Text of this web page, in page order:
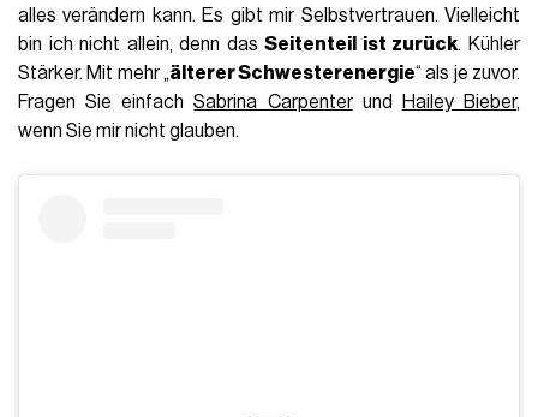
alles verändern kann. Es gibt mir Selbstvertrauen. Vielleicht
bin ich nicht allein, denn dasSeitenteil ist zurück. Kühler
Stärker. Mit mehr „älterer Schwesterenergie“ als je zuvor.
Fragen Sie einfachSabrina Carpenterund Hailey Bieber,
wenn Sie mir nicht glauben.